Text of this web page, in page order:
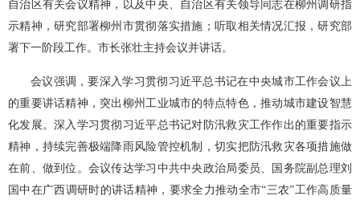
自治区有关会议精神，以及中央、自治区有关领导同志在柳州调研指
示精神，研究部署柳州市贯彻落实措施；听取相关情况汇报，研究部
署下一阶段工作。市长张壮主持会议并讲话。
会议强调，要深入学习贯彻习近平总书记在中央城市工作会议上
的重要讲话精神，突出柳州工业城市的特点特色，推动城市建设智慧
化发展。深入学习贯彻习近平总书记对防汛救灾工作作出的重要指示
精神，持续完善极端降雨风险管控机制，切实把防汛救灾各项措施做
在前、做到位。会议传达学习中共中央政治局委员、国务院副总理刘
国中在广西调研时的讲话精神，要求全力推动全市“三农”工作高质量